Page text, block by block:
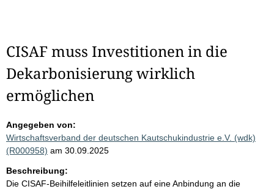
CISAF muss Investitionen in die
Dekarbonisierung wirklich
ermöglichen
Angegeben von:
Wirtschaftsverband der deutschen Kautschukindustrie e.V. (wdk)
(R000958) am 30.09.2025
Beschreibung:
Die CISAF-Beihilfeleitlinien setzen auf eine Anbindung an die